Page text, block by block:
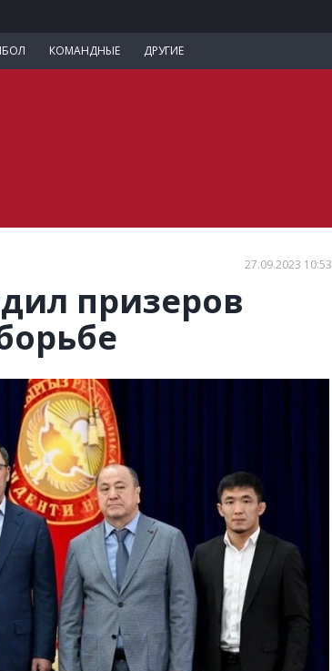
КОМАНДНЫЕ ДРУГИЕ
27.09.2023 10:53
призеров